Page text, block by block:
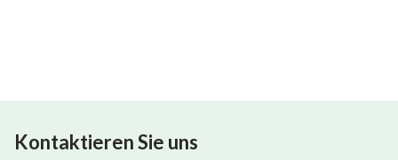
Kontaktieren Sie uns